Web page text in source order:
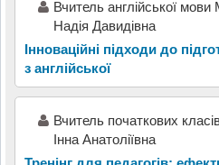
Вчитель англійської
Надія Давидівна
Інноваційні підходи до
з англійської
Вчитель початкових
Інна Анатоліївна